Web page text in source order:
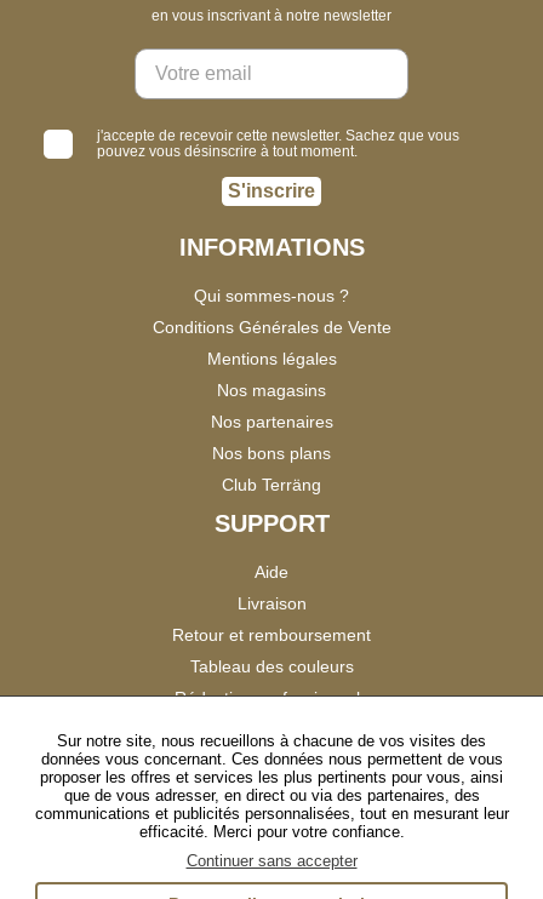
en vous inscrivant à notre newsletter
j'accepte de recevoir cette newsletter. Sachez que vous
pouvez vous désinscrire à tout moment.
S'inscrire
INFORMATIONS
Qui sommes-nous ?
Conditions Générales de Vente
Mentions légales
Nos magasins
Nos partenaires
Nos bons plans
Club Terräng
SUPPORT
Aide
Livraison
Retour et remboursement
Tableau des couleurs
Réduction professionnels
Satisfaction Clients
SUIVEZ-NOUS
Sur notre site, nous recueillons à chacune de vos visites des
données vous concernant. Ces données nous permettent de vous
proposer les offres et services les plus pertinents pour vous, ainsi
que de vous adresser, en direct ou via des partenaires, des
communications et publicités personnalisées, tout en mesurant leur
efficacité. Merci pour votre confiance.
Continuer sans accepter